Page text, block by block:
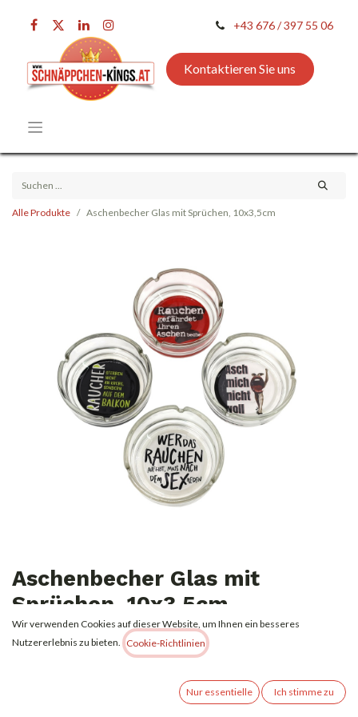
+43 676 / 397 55 06
Kontaktieren Sie uns
Alle Produkte Aschenbecher Glas mit Sprüchen, 10x3,5cm
Aschenbecher Glas mit
Sprüchen, 10x3,5cm
1,49€ Alle Preise inkl. MwSt.zzgl. Versandkosten
Wir verwenden Cookies auf dieser Website, um Ihnen ein besseres
Nutzererlebnis zu bieten.
Cookie-Richtlinien
Nur essentielle Ich stimme zu